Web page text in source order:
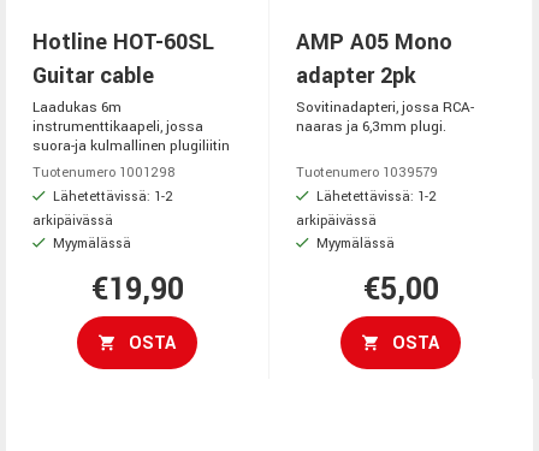
Hotline HOT-60SL
Guitar cable
Laadukas 6m
instrumenttikaapeli, jossa
suora-ja kulmallinen plugiliitin
Tuotenumero 1001298
Lähetettävissä: 1-2
arkipäivässä
Myymälässä
€19,90
OSTA
AMP A05 Mono
adapter 2pk
Sovitinadapteri, jossa RCA-
naaras ja 6,3mm plugi.
Tuotenumero 1039579
Lähetettävissä: 1-2
arkipäivässä
Myymälässä
€5,00
OSTA